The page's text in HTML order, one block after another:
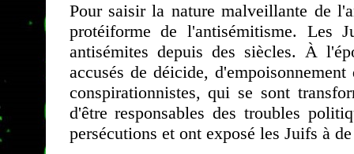
Pour saisir la nature malveillante de
protéiforme de l'antisémitisme. Les
antisémites depuis des siècles. À
accusés de déicide,
conspirationnistes, qui se sont
d'être responsables des troubles
persécutions et ont exposé les Juifs à